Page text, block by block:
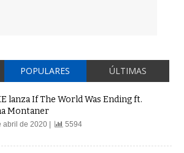
POPULARES ÚLTIMAS
lanza If The World Was Ending ft.
Montaner
de 2020 | 5594